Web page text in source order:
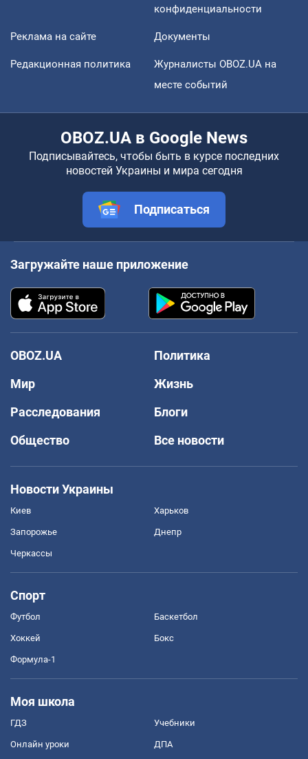
конфиденциальности
Реклама на сайте Документы
Редакционная политика
Журналисты OBOZ.UA на
месте событий
OBOZ.UA в Google News
Подписывайтесь, чтобы быть в курсе последних
новостей Украины и мира сегодня
Подписаться
Загружайте наше приложение
OBOZ.UA
Политика
Мир
Жизнь
Расследования
Блоги
Общество
Все новости
Новости Украины
Киев Харьков
Запорожье Днепр
Черкассы
Спорт
Футбол Баскетбол
Хоккей Бокс
Формула-1
Моя школа
ГДЗ Учебники
Онлайн уроки ДПА